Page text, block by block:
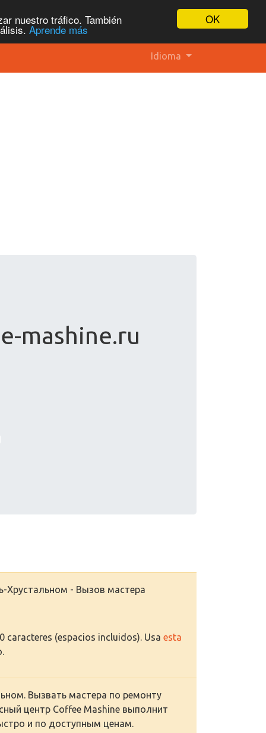
OK
nuestro tráfico. También
Aprende más
Idioma
mashine.ru
Хрустальном - Вызов мастера
caracteres (espacios incluidos). Usa esta
Вызвать мастера по ремонту
центр Coffee Mashine выполнит
и по доступным ценам.